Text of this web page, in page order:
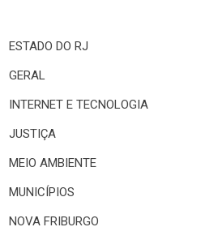
ESTADO DO RJ
GERAL
INTERNET E TECNOLOGIA
JUSTIÇA
MEIO AMBIENTE
MUNICÍPIOS
NOVA FRIBURGO